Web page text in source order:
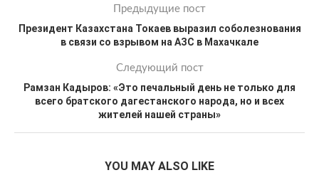
Предыдущие пост
Президент Казахстана Токаев выразил соболезнования
в связи со взрывом на АЗС в Махачкале
Следующий пост
Рамзан Кадыров: «Это печальный день не только для
всего братского дагестанского народа, но и всех
жителей нашей страны»
YOU MAY ALSO LIKE